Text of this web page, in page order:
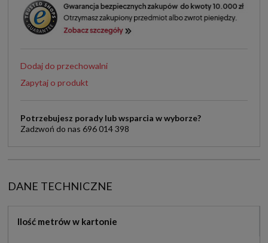
Dodaj do przechowalni
Zapytaj o produkt
Potrzebujesz porady lub wsparcia w wyborze?
Zadzwoń do nas 696 014 398
DANE TECHNICZNE
Ilość metrów w kartonie